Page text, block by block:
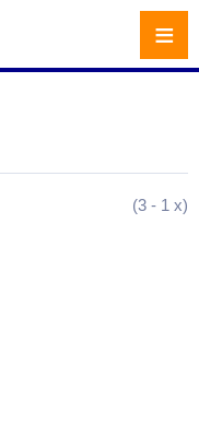
(3 - 1 x)
≡